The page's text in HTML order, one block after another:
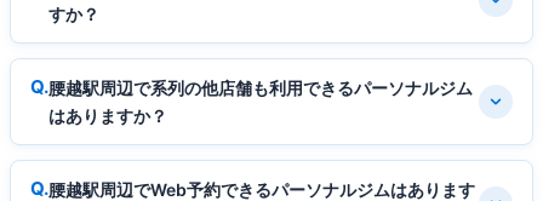
すか？
腰越駅周辺で系列の他店舗も利用できるパーソナルジム
はありますか？
腰越駅周辺でWeb予約できるパーソナルジムはあります